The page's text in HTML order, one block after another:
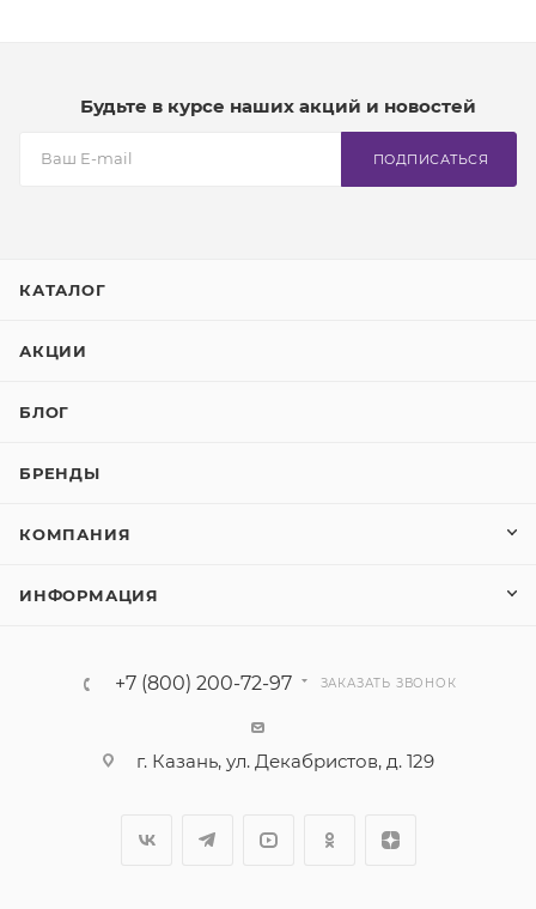
Будьте в курсе наших акций и новостей
ПОДПИСАТЬСЯ
КАТАЛОГ
АКЦИИ
БЛОГ
БРЕНДЫ
КОМПАНИЯ
ИНФОРМАЦИЯ
+7 (800) 200-72-97 ЗАКАЗАТЬ ЗВОНОК
г. Казань, ул. Декабристов, д. 129